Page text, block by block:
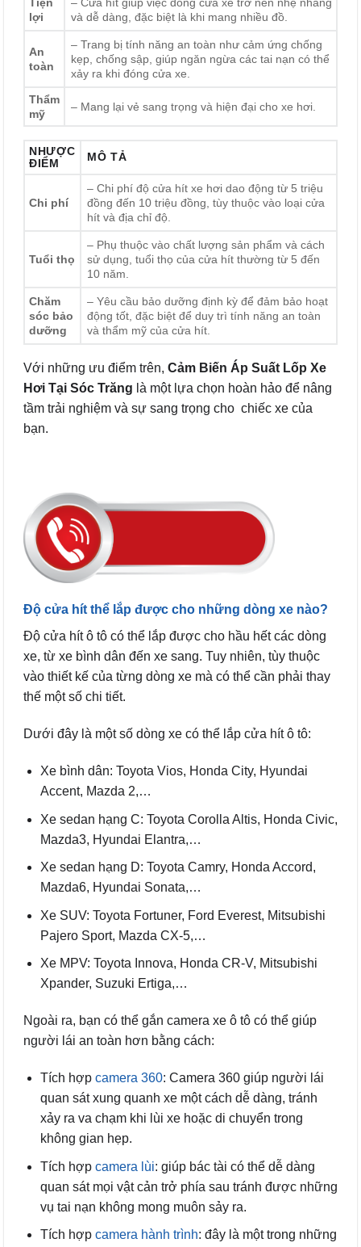
lợi
và dễ dàng, đặc biệt là khi mang nhiều đồ.
An
toàn
– Trang bị tính năng an toàn như cảm ứng chống
kẹp, chống sập, giúp ngăn ngừa các tai nạn có thể
xảy ra khi đóng cửa xe.
Thẩm
mỹ
– Mang lại vẻ sang trọng và hiện đại cho xe hơi.
NHƯỢC
ĐIỂM
MÔ TẢ
Chi phí
– Chi phí độ cửa hít xe hơi dao động từ 5 triệu
đồng đến 10 triệu đồng, tùy thuộc vào loại cửa
hít và địa chỉ độ.
Tuổi thọ
– Phụ thuộc vào chất lượng sản phẩm và cách
sử dụng, tuổi thọ của cửa hít thường từ 5 đến
10 năm.
Chăm
sóc bảo
dưỡng
– Yêu cầu bảo dưỡng định kỳ để đảm bảo hoạt
động tốt, đặc biệt để duy trì tính năng an toàn
và thẩm mỹ của cửa hít.
Với những ưu điểm trên, Cảm Biến Áp Suất Lốp Xe
Hơi Tại Sóc Trăng là một lựa chọn hoàn hảo để nâng
tầm trải nghiệm và sự sang trọng cho chiếc xe của
bạn.
Độ cửa hít thể lắp được cho những dòng xe nào?
Độ cửa hít ô tô có thể lắp được cho hầu hết các dòng
xe, từ xe bình dân đến xe sang. Tuy nhiên, tùy thuộc
vào thiết kế của từng dòng xe mà có thể cần phải thay
thế một số chi tiết.
Dưới đây là một số dòng xe có thể lắp cửa hít ô tô:
Xe bình dân: Toyota Vios, Honda City, Hyundai
Accent, Mazda 2,…
Xe sedan hạng C: Toyota Corolla Altis, Honda Civic,
Mazda3, Hyundai Elantra,…
Xe sedan hạng D: Toyota Camry, Honda Accord,
Mazda6, Hyundai Sonata,…
Xe SUV: Toyota Fortuner, Ford Everest, Mitsubishi
Pajero Sport, Mazda CX-5,…
Xe MPV: Toyota Innova, Honda CR-V, Mitsubishi
Xpander, Suzuki Ertiga,…
Ngoài ra, bạn có thể gắn camera xe ô tô có thể giúp
người lái an toàn hơn bằng cách:
Tích hợp camera 360: Camera 360 giúp người lái
quan sát xung quanh xe một cách dễ dàng, tránh
xảy ra va chạm khi lùi xe hoặc di chuyển trong
không gian hẹp.
Tích hợp camera lùi: giúp bác tài có thể dễ dàng
quan sát mọi vật cản trở phía sau tránh được những
vụ tai nạn không mong muôn sảy ra.
Tích hợp camera hành trình: đây là một trong những